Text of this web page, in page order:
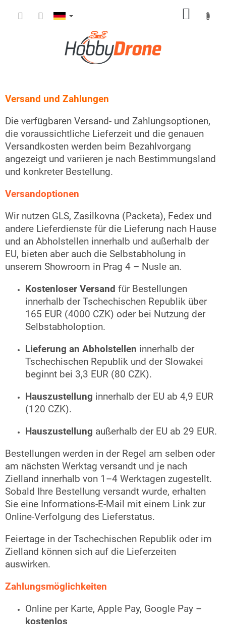
Versand und Zahlungen
Die verfügbaren Versand- und Zahlungsoptionen,
die voraussichtliche Lieferzeit und die genauen
Versandkosten werden beim Bezahlvorgang
angezeigt und variieren je nach Bestimmungsland
und konkreter Bestellung.
Versandoptionen
Wir nutzen GLS, Zasilkovna (Packeta), Fedex und
andere Lieferdienste für die Lieferung nach Hause
und an Abholstellen innerhalb und außerhalb der
EU, bieten aber auch die Selbstabholung in
unserem Showroom in Prag 4 – Nusle an.
Kostenloser Versand für Bestellungen
innerhalb der Tschechischen Republik über
165 EUR (4000 CZK) oder bei Nutzung der
Selbstabholoption.
Lieferung an Abholstellen innerhalb der
Tschechischen Republik und der Slowakei
beginnt bei 3,3 EUR (80 CZK).
Hauszustellung innerhalb der EU ab 4,9 EUR
(120 CZK).
Hauszustellung außerhalb der EU ab 29 EUR.
Bestellungen werden in der Regel am selben oder
am nächsten Werktag versandt und je nach
Zielland innerhalb von 1–4 Werktagen zugestellt.
Sobald Ihre Bestellung versandt wurde, erhalten
Sie eine Informations-E-Mail mit einem Link zur
Online-Verfolgung des Lieferstatus.
Feiertage in der Tschechischen Republik oder im
Zielland können sich auf die Lieferzeiten
auswirken.
Zahlungsmöglichkeiten
Online per Karte, Apple Pay, Google Pay –
kostenlos